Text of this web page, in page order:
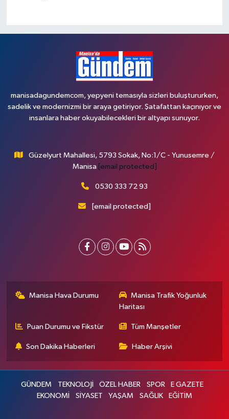
manisadagundemcom, yepyeni temasıyla sizleri buluştururken,
sadelik ve modernizmi bir araya getiriyor. Şatafattan kaçınıyor ve
insanlara haber okuyabilecekleri bir altyapı sunuyor.
Güzelyurt Mahallesi, 5793 Sokak, No:1/C - Yunusemre /
Manisa [email protected]
0530 333 72 93
[email protected]
Manisa Hava Durumu
Manisa Trafik Yoğunluk
Haritası
Puan Durumu ve Fikstür Tüm Manşetler
Son Dakika Haberleri Haber Arşivi
GÜNDEM TEKNOLOJİ ÖZEL HABER SPOR
E GAZETE
EKONOMİ
SİYASET YAŞAM SAĞLIK EĞİTİM